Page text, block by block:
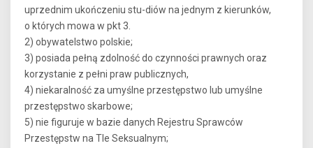
uprzednim ukończeniu stu-diów na jednym z kierunków,
o których mowa w pkt 3.
2) obywatelstwo polskie;
3) posiada pełną zdolność do czynności prawnych oraz
korzystanie z pełni praw publicznych,
4) niekaralność za umyślne przestępstwo lub umyślne
przestępstwo skarbowe;
5) nie figuruje w bazie danych Rejestru Sprawców
Przestępstw na Tle Seksualnym;